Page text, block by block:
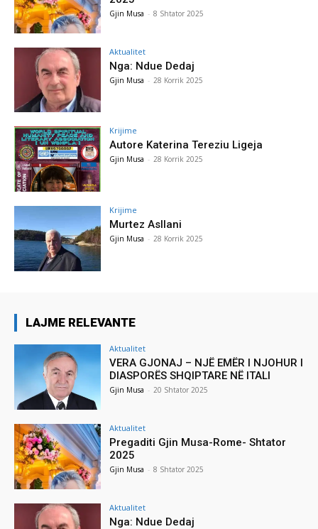
Gjin Musa - 8 Shtator 2025
Aktualitet
Nga: Ndue Dedaj
Gjin Musa - 28 Korrik 2025
Krijime
Autore Katerina Tereziu Ligeja
Gjin Musa - 28 Korrik 2025
Krijime
Murtez Asllani
Gjin Musa - 28 Korrik 2025
LAJME RELEVANTE
Aktualitet
VERA GJONAJ – NJË EMËR I NJOHUR I
DIASPORËS SHQIPTARE NË ITALI
Gjin Musa - 20 Shtator 2025
Aktualitet
Pregaditi Gjin Musa-Rome- Shtator
2025
Gjin Musa - 8 Shtator 2025
Aktualitet
Nga: Ndue Dedaj